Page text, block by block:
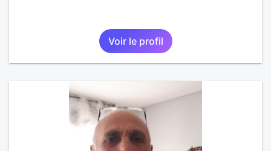
Voir le profil